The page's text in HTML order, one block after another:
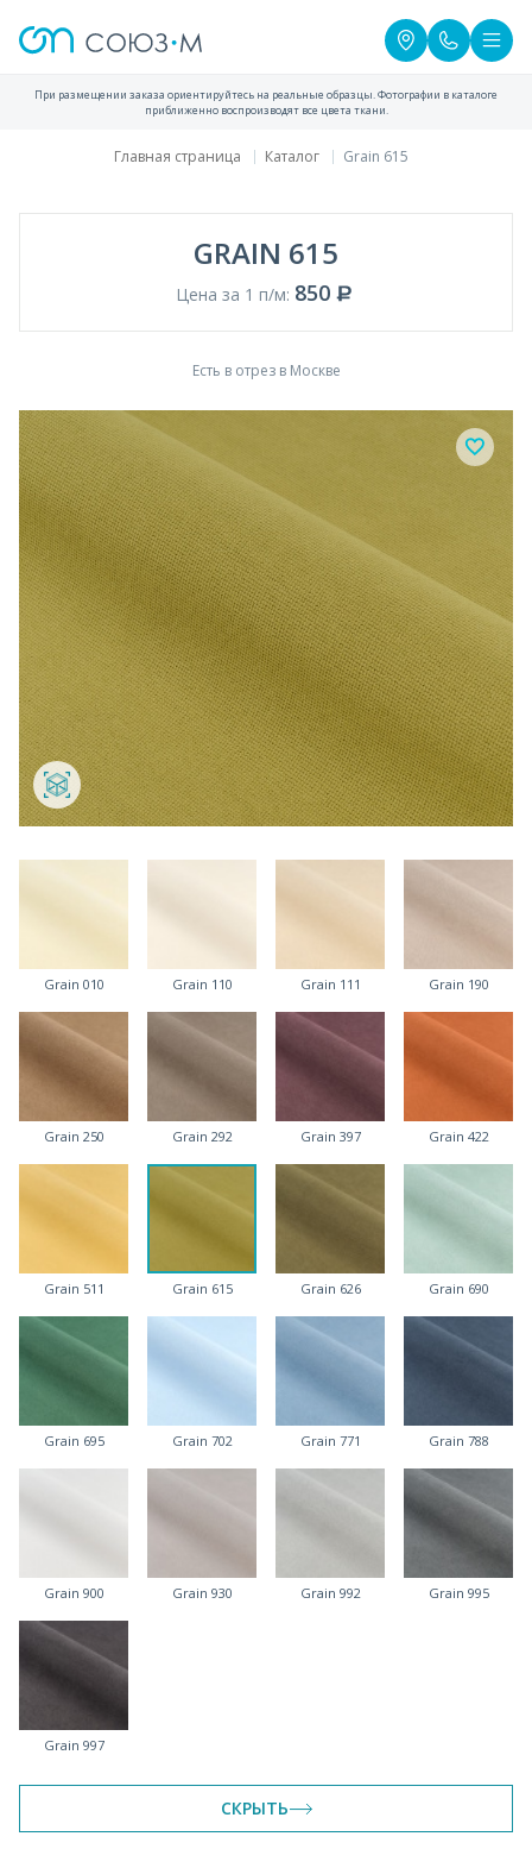
При размещении заказа ориентируйтесь на реальные образцы. Фотографии в каталоге
приближенно воспроизводят все цвета ткани.
Главная страница Каталог Grain 615
GRAIN 615
Цена за 1 п/м: 850
Есть в отрез в Москве
Grain 010 Grain 110 Grain 111 Grain 190
Grain 250 Grain 292 Grain 397 Grain 422
Grain 511 Grain 615 Grain 626 Grain 690
Grain 695 Grain 702 Grain 771 Grain 788
Grain 900 Grain 930 Grain 992 Grain 995
Grain 997
СКРЫТЬ